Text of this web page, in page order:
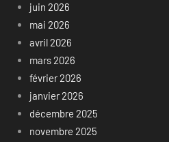
juin 2026
mai 2026
avril 2026
mars 2026
février 2026
janvier 2026
décembre 2025
novembre 2025